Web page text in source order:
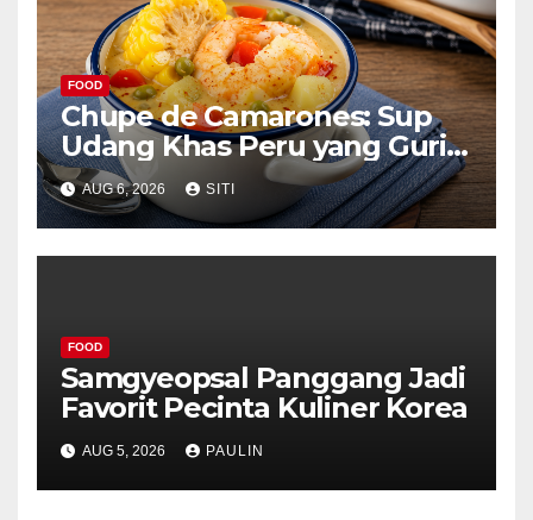
FOOD
Chupe de Camarones: Sup
Udang Khas Peru yang Gurih
Lezat
AUG 6, 2026 SITI
FOOD
Samgyeopsal Panggang Jadi
Favorit Pecinta Kuliner Korea
AUG 5, 2026 PAULIN